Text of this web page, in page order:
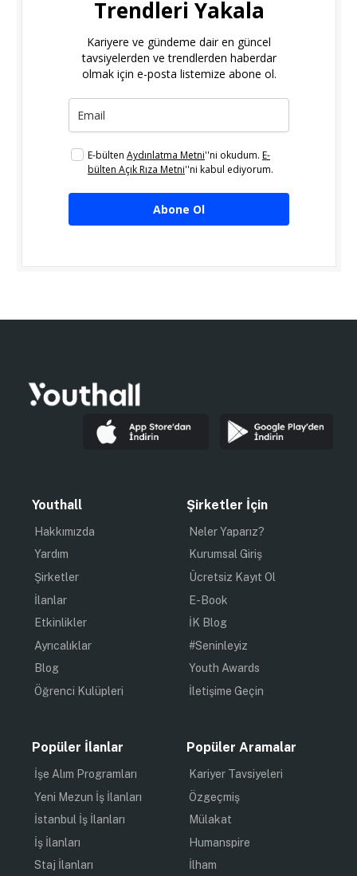
Trendleri Yakala
Kariyere ve gündeme dair en güncel
tavsiyelerden ve trendlerden haberdar
olmak için e-posta listemize abone ol.
E-bülten Aydınlatma Metni''ni okudum. E-
bülten Açık Rıza Metni''ni kabul ediyorum.
Abone Ol
Youthall
Hakkımızda
Yardım
Şirketler
İlanlar
Etkinlikler
Ayrıcalıklar
Blog
Öğrenci Kulüpleri
Şirketler İçin
Neler Yaparız?
Kurumsal Giriş
Ücretsiz Kayıt Ol
E-Book
İK Blog
#Seninleyiz
Youth Awards
İletişime Geçin
Popüler İlanlar
İşe Alım Programları
Yeni Mezun İş İlanları
İstanbul İş İlanları
İş İlanları
Staj İlanları
Popüler Aramalar
Kariyer Tavsiyeleri
Özgeçmiş
Mülakat
Humanspire
İlham